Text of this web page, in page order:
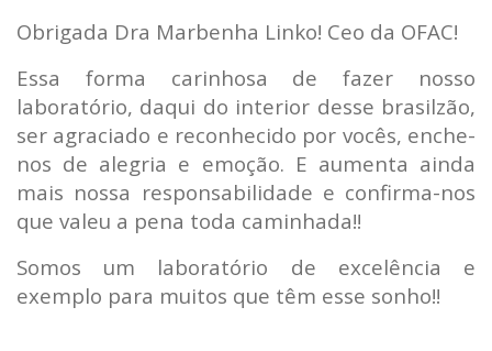
Obrigada Dra Marbenha Linko! Ceo da OFAC!
Essa forma carinhosa de fazer nosso
laboratório, daqui do interior desse brasilzão,
ser agraciado e reconhecido por vocês, enche-
nos de alegria e emoção. E aumenta ainda
mais nossa responsabilidade e confirma-nos
que valeu a pena toda caminhada!!
Somos um laboratório de excelência e
exemplo para muitos que têm esse sonho!!